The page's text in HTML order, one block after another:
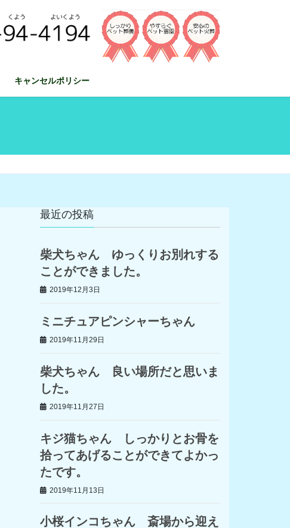
キャンセルポリシー
最近の投稿
柴犬ちゃん ゆっくりお別れする
ことができました。
2019年12月3日
ミニチュアピンシャーちゃん
2019年11月29日
柴犬ちゃん 良い場所だと思いま
した。
2019年11月27日
キジ猫ちゃん しっかりとお骨を
拾ってあげることができてよかっ
たです。
2019年11月13日
小桜インコちゃん 斎場から迎え